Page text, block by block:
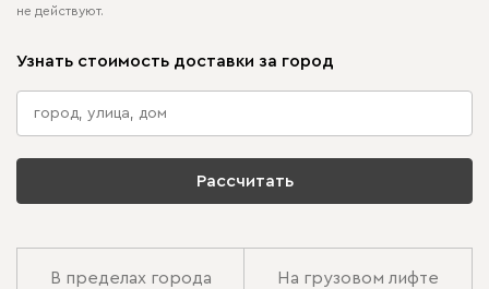
не действуют.
Узнать стоимость доставки за город
Рассчитать
В пределах города На грузовом лифте